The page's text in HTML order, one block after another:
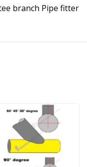
branch Pipe fitter